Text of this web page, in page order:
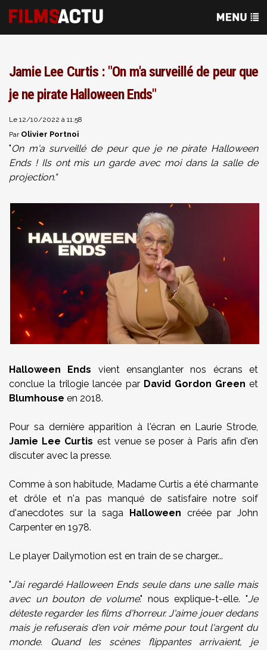
Jamie Lee Curtis : "On m'a surveillé de peur que
je ne pirate Halloween Ends"
Le 12/10/2022 à 11:58
Par Olivier Portnoi
"On m'a surveillé de peur que je ne pirate Halloween
Ends ! Ils ont mis un garde avec moi dans la salle de
projection."
Halloween Ends vient ensanglanter nos écrans et
conclue la trilogie lancée par David Gordon Green et
Blumhouse en 2018.
Pour sa dernière apparition à l'écran en Laurie Strode,
Jamie Lee Curtis est venue se poser à Paris afin d'en
discuter avec la presse.
Comme à son habitude, Madame Curtis a été charmante
et drôle et n'a pas manqué de satisfaire notre soif
d'anecdotes sur la saga
Halloween créée par John
Carpenter en 1978.
Le player Dailymotion est en train de se charger...
"J’ai regardé Halloween Ends seule dans une salle mais
avec un bouton de volume." nous explique-t-elle. "Je
déteste regarder les films d'horreur. J'aime jouer dedans
mais je refuserais d'en voir même pour tout l'argent du
monde. Quand les scènes flippantes arrivaient, je